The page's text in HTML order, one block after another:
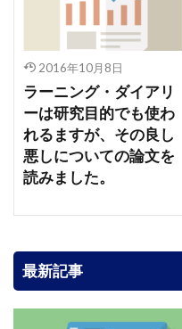
2016年10月8日
ラーニング・ダイアリ
ーは研究目的でも使わ
れるますが、その良し
悪しについての論文を
読みました。
最新記事